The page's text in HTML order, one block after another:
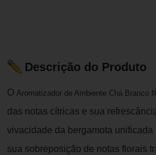
Descrição do Produto
O Aromatizador de Ambiente Chá Branco
das notas cítricas e sua
vivacidade da bergamota unificada
sua sobreposição de notas florais